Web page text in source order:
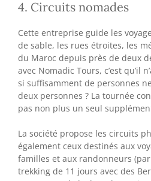
4. Circuits nomades
Cette entreprise guide les
de sable, les rues étroites, les
du Maroc depuis près de deux
avec Nomadic Tours, c’est qu’il
si suffisamment de personnes
deux personnes ? La tournée
pas non plus un seul
La société propose les circuits
également ceux destinés aux
familles et aux randonneurs
trekking de 11 jours avec des